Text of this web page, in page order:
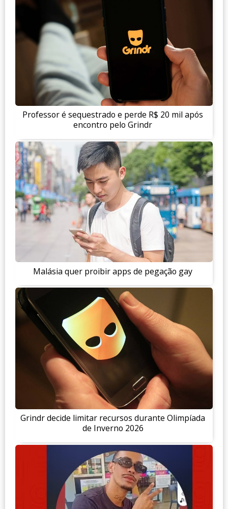
Professor é sequestrado e perde R$ 20 mil após
encontro pelo Grindr
Malásia quer proibir apps de pegação gay
Grindr decide limitar recursos durante Olimpíada
de Inverno 2026